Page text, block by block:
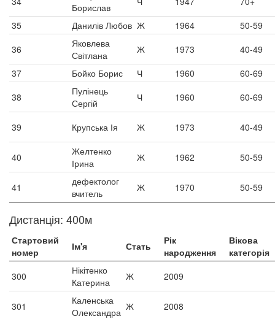
Борислав
35
Данилів Любов Ж 1964
50-59
36
Яковлева
Світлана
Ж 1973
40-49
37
Бойко Борис Ч 1960
60-69
38
Пулінець
Сергій
Ч 1960 60-69
39 Крупська Ія Ж 1973 40-49
40
Желтенко
Ірина
Ж 1962 50-59
41
дефектолог
вчитель
Ж 1970 50-59
Дистанція: 400м
Стартовий
номер
Ім'я Стать
Рік
народження
Вікова
категорія
300
Нікітенко
Катерина
Ж 2009
301
Каленська
Олександра Ж 2008